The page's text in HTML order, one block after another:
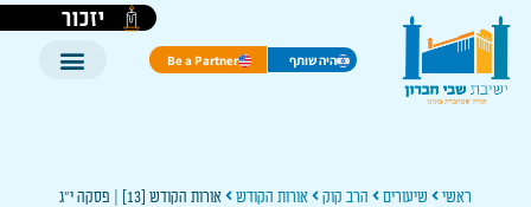
יזכור
היה שותף Be a Partner
ראשי שיעורים הרב קוק אורות הקודש אורות הקודש [13] | פסקה י"ג